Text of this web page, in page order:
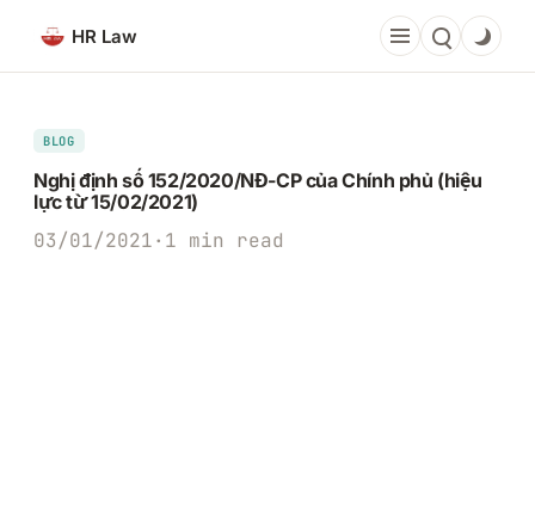
phần
dung
HR Law
BLOG
Nghị định số 152/2020/NĐ-CP của Chính phủ (hiệu
lực từ 15/02/2021)
03/01/2021· 1 min read